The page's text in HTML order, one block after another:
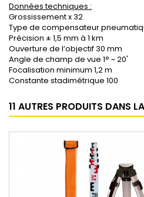
Données techniques :
Grossissement x 32
Type de compensateur
Précision ± 1,5 mm à 1 km
Ouverture de l’objectif 30 mm
Angle de champ de vue 1° ~ 20'
Focalisation minimum 1,2 m
Constante stadimétrique 100
11 AUTRES PRODUITS DANS